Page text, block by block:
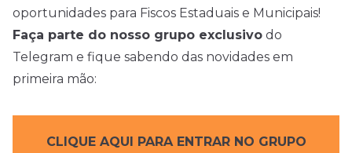
oportunidades para Fiscos Estaduais e Municipais!
Faça parte do nosso grupo exclusivo do
Telegram e fique sabendo das novidades em
primeira mão:
CLIQUE AQUI PARA ENTRAR NO GRUPO